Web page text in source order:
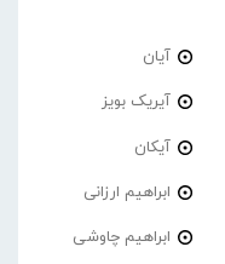
آیان
آیریک بویز
آیکان
ابراهیم ارزانی
ابراهیم چاوشی